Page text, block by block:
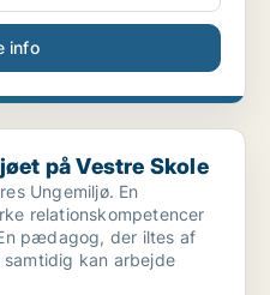
info
Skole
på Vestre Skole
Ungemiljø. En
relationskompetencer
pædagog, der iltes af
kan arbejde